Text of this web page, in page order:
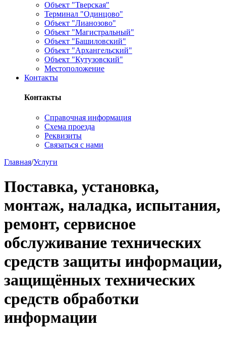
Объект "Тверская"
Терминал "Одинцово"
Объект "Лианозово"
Объект "Магистральный"
Объект "Башиловский"
Объект "Архангельский"
Объект "Кутузовский"
Местоположение
Контакты
Контакты
Справочная информация
Схема проезда
Реквизиты
Связаться с нами
Главная/Услуги
Поставка, установка,
монтаж, наладка, испытания,
ремонт, сервисное
обслуживание технических
средств защиты информации,
защищённых технических
средств обработки
информации